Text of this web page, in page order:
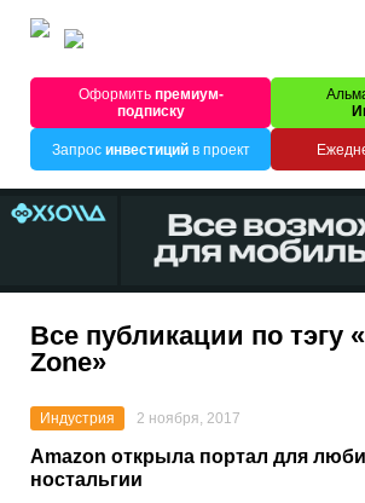
Оформитьпремиум-
подписку
Запрос инвестицийв проект
Все публикации по тэгу
Zone»
Индустрия 2 ноября, 2017
Amazon открыла портал для
ностальгии